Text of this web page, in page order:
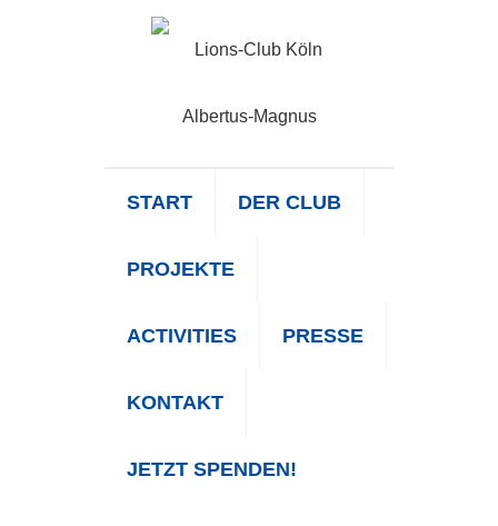
START DER CLUB
PROJEKTE
ACTIVITIES PRESSE
KONTAKT
JETZT SPENDEN!